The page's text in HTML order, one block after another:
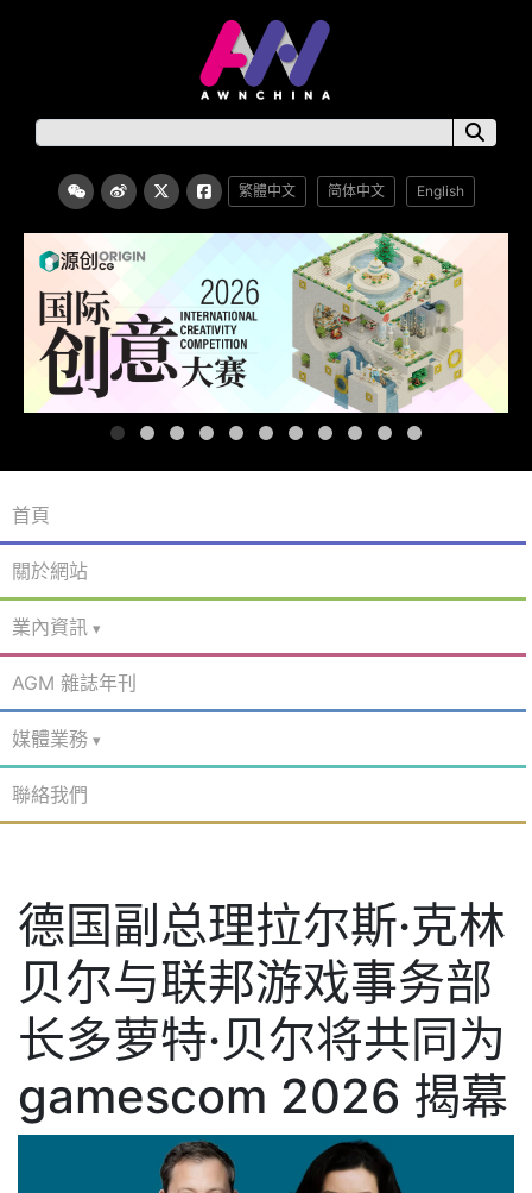
繁體中文 简体中文 English
首頁
關於網站
業內資訊
AGM 雜誌年刊
媒體業務
聯絡我們
德国副总理拉尔斯·克林
贝尔与联邦游戏事务部
长多萝特·贝尔将共同为
gamescom 2026 揭幕